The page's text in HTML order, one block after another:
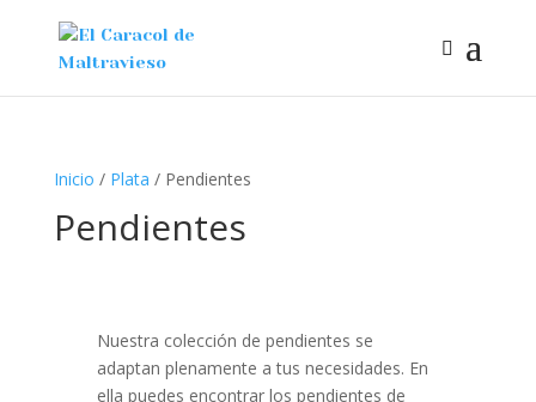
Inicio / Plata / Pendientes
Pendientes
Nuestra colección de pendientes se
adaptan plenamente a tus necesidades. En
ella puedes encontrar los pendientes de